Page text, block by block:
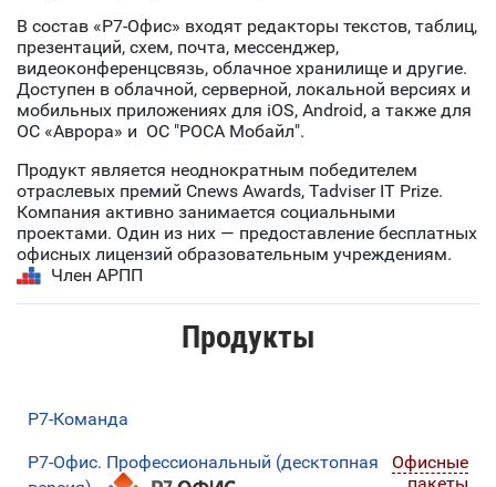
В состав «Р7-Офис» входят редакторы текстов, таблиц,
презентаций, схем, почта, мессенджер,
видеоконференцсвязь, облачное хранилище и другие.
Доступен в облачной, серверной, локальной версиях и
мобильных приложениях для iOS, Android, а также для
ОС «Аврора» и ОС "РОСА Мобайл".
Продукт является неоднократным победителем
отраслевых премий Cnews Awards, Tadviser IT Prize.
Компания активно занимается социальными
проектами. Один из них — предоставление бесплатных
офисных лицензий образовательным учреждениям.
Член АРПП
Продукты
Р7-Команда
Р7-Офис. Профессиональный (десктопная
Офисные